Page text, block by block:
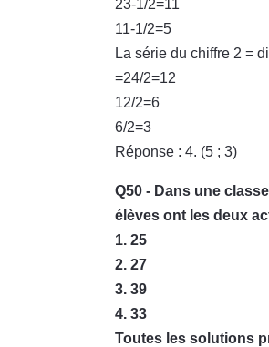
23-1/2=11
11-1/2=5
La série du chiffre 2 =
=24/2=12
12/2=6
6/2=3
Réponse : 4. (5 ; 3)
Q50 - Dans une
élèves ont les deux
1. 25
2. 27
3. 39
4. 33
Toutes les solutions